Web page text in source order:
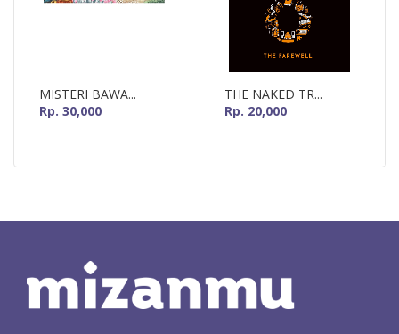
MISTERI BAWA...
Rp. 30,000
THE NAKED TR...
Rp. 20,000